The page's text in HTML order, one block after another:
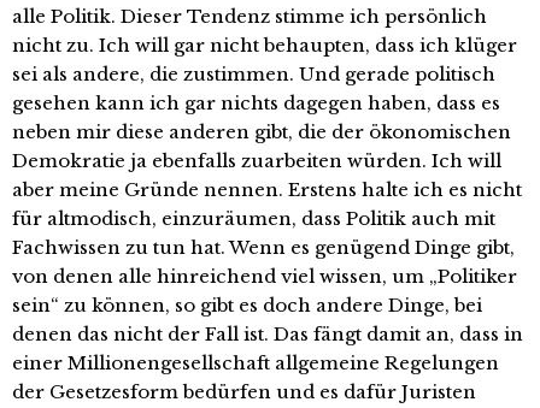
alle Politik. Dieser Tendenz stimme ich persönlich
nicht zu. Ich will gar nicht behaupten, dass ich klüger
sei als andere, die zustimmen. Und gerade politisch
gesehen kann ich gar nichts dagegen haben, dass es
neben mir diese anderen gibt, die der ökonomischen
Demokratie ja ebenfalls zuarbeiten würden. Ich will
aber meine Gründe nennen. Erstens halte ich es nicht
für altmodisch, einzuräumen, dass Politik auch mit
Fachwissen zu tun hat. Wenn es genügend Dinge gibt,
von denen alle hinreichend viel wissen, um „Politiker
sein“ zu können, so gibt es doch andere Dinge, bei
denen das nicht der Fall ist. Das fängt damit an, dass in
einer Millionengesellschaft allgemeine Regelungen
der Gesetzesform bedürfen und es dafür Juristen